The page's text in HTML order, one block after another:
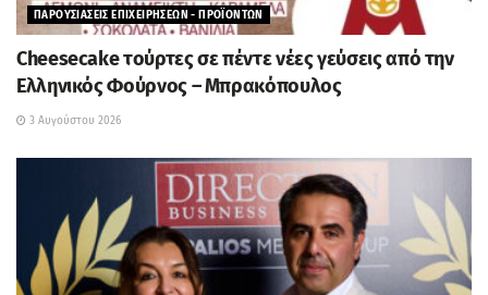
ΠΑΡΟΥΣΙΑΣΕΙΣ ΕΠΙΧΕΙΡΗΣΕΩΝ - ΠΡΟΪΟΝΤΩΝ
Cheesecake τούρτες σε πέντε νέες γεύσεις από την
Ελληνικός Φούρνος – Μπρακόπουλος
3 Αυγούστου 2026